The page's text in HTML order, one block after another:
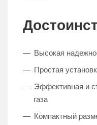
Высокая
Простая
Эффективная и
газа
Компактный